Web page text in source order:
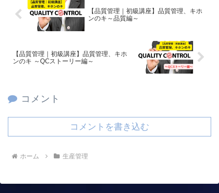
【品質管理｜初級講座】品質管理、キホ
ンのキ～品質編～
【品質管理｜初級講座】品質管理、キホ
ンのキ ～QCストーリー編～
コメント
コメントを書き込む
ホーム 生産管理